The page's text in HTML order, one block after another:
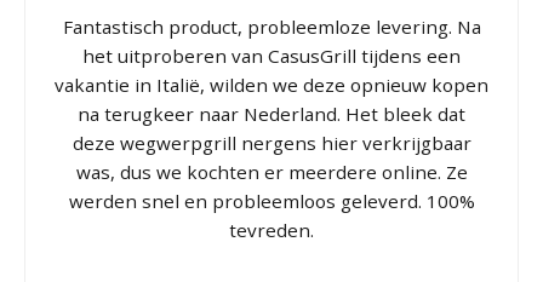
Fantastisch product, probleemloze levering. Na
het uitproberen van CasusGrill tijdens een
vakantie in Italië, wilden we deze opnieuw kopen
na terugkeer naar Nederland. Het bleek dat
deze wegwerpgrill nergens hier verkrijgbaar
was, dus we kochten er meerdere online. Ze
werden snel en probleemloos geleverd. 100%
tevreden.